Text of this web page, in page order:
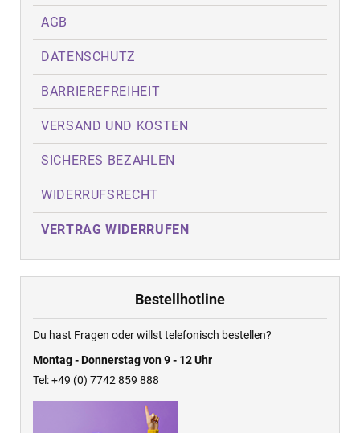
AGB
DATENSCHUTZ
BARRIEREFREIHEIT
VERSAND UND KOSTEN
SICHERES BEZAHLEN
WIDERRUFSRECHT
VERTRAG WIDERRUFEN
Bestellhotline
Du hast Fragen oder willst telefonisch bestellen?
Montag - Donnerstag von 9 - 12 Uhr
Tel: +49 (0) 7742 859 888